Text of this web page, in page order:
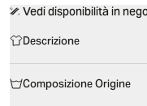
Vedi disponibilità in
Descrizione
Composizione Origine